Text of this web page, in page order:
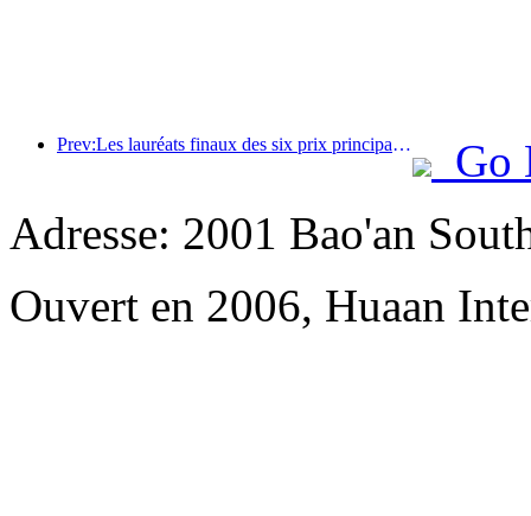
Prev:Les lauréats finaux des six prix principaux ont été annoncés, et plus d'une centaine d'hôtels et d'entreprises reçoivent des prix annuels !
Go
Adresse: 2001 Bao'an
Ouvert en 2006, Huaan